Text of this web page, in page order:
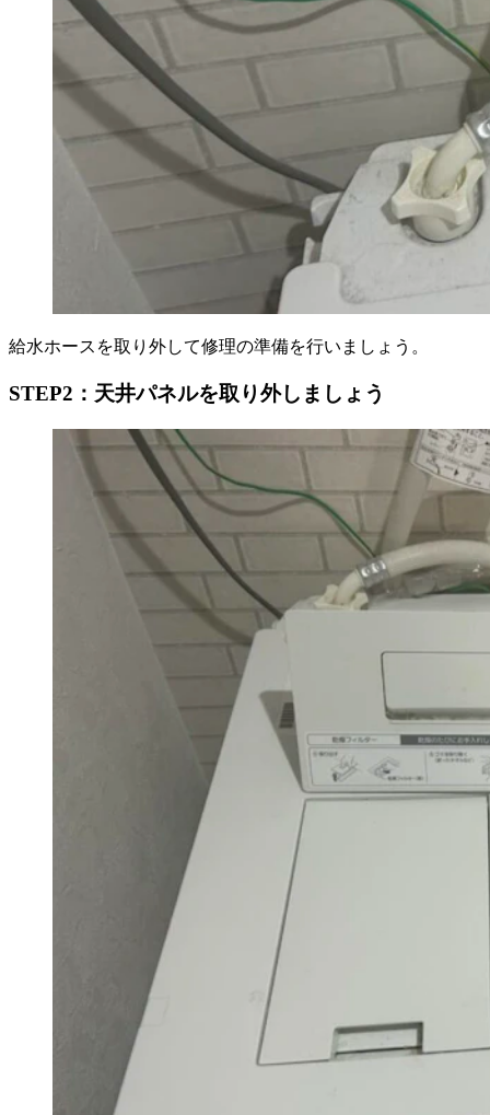
給水ホースを取り外して修理の準備を行いましょう。
STEP2：天井パネルを取り外しましょう